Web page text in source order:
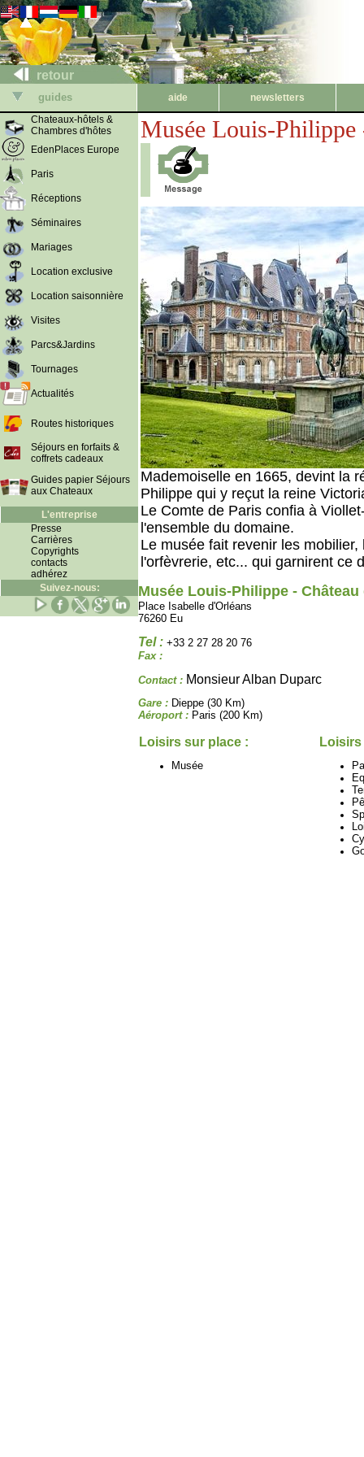
retour
guides aide
newsletters
Chateaux-hôtels &
Chambres d'hôtes
EdenPlaces Europe
Paris
Réceptions
Séminaires
Mariages
Location exclusive
Location saisonnière
Visites
Parcs&Jardins
Tournages
Actualités
Routes historiques
Séjours en forfaits &
coffrets cadeaux
Guides papier Séjours
aux Chateaux
L'entreprise
Presse
Carrières
Copyrights
contacts
adhérez
Suivez-nous:
Musée Louis-Philippe
Mademoiselle en 1665, devint la
Philippe qui y reçut la reine
Le Comte de Paris confia à
l'ensemble du domaine.
Le musée fait revenir les
l'orfèvrerie, etc... qui garnirent ce
Musée Louis-Philippe - Château
Place Isabelle d'Orléans
76260 Eu
Tel : +33 2 27 28 20 76
Fax :
Contact : Monsieur Alban Duparc
Gare : Dieppe (30 Km)
Aéroport : Paris (200 Km)
Loisirs sur place :
Musée